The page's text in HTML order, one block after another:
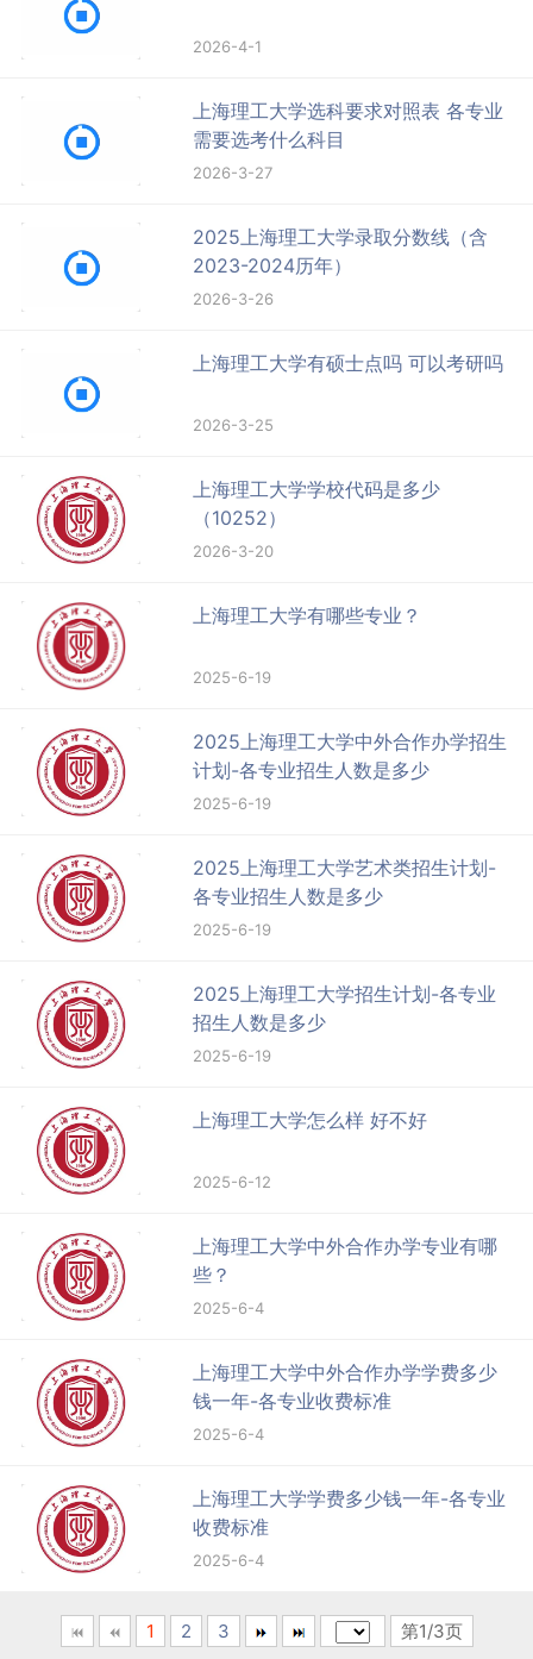
2026-4-1
上海理工大学选科要求对照表 各专业
需要选考什么科目
2026-3-27
2025上海理工大学录取分数线（含
2023-2024历年）
2026-3-26
上海理工大学有硕士点吗 可以考研吗
2026-3-25
上海理工大学学校代码是多少
（10252）
2026-3-20
上海理工大学有哪些专业？
2025-6-19
2025上海理工大学中外合作办学招生
计划-各专业招生人数是多少
2025-6-19
2025上海理工大学艺术类招生计划-
各专业招生人数是多少
2025-6-19
2025上海理工大学招生计划-各专业
招生人数是多少
2025-6-19
上海理工大学怎么样 好不好
2025-6-12
上海理工大学中外合作办学专业有哪
些？
2025-6-4
上海理工大学中外合作办学学费多少
钱一年-各专业收费标准
2025-6-4
上海理工大学学费多少钱一年-各专业
收费标准
2025-6-4
1 2 3 第1/3页